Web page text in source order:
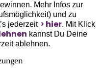
Mehr Infos zur
und zu
jederzeit
hier. Mit Klick
kannst Du Deine
ablehnen.